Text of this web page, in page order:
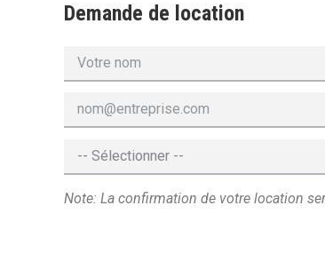
Demande de location
Note: La confirmation de votre location